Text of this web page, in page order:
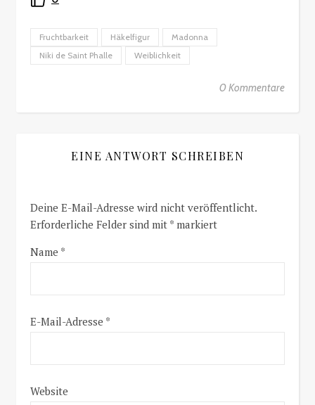
Fruchtbarkeit Häkelfigur
Madonna
Niki de Saint Phalle
Weiblichkeit
0 Kommentare
EINE ANTWORT SCHREIBEN
Deine E-Mail-Adresse wird nicht veröffentlicht.
Erforderliche Felder sind mit * markiert
Name *
E-Mail-Adresse *
Website